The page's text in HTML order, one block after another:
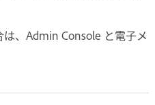
、Admin Console と電子メ